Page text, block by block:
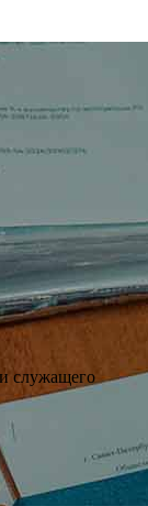
служащего